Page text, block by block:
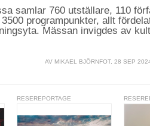
samlar 760 utställare, 110
programpunkter, allt
Mässan invigdes av
AV MIKAEL BJÖRNFOT, 28 SEP
RESEREPORTAGE